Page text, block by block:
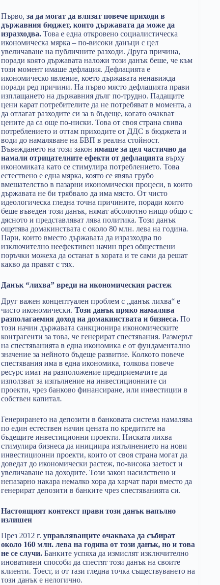
Първо, за да могат да влязат повече приходи в
държавния бюджет, които държавата да може да
изразходва. Това е една откровено социалистическа
икономическа мярка – по-високи данъци с цел
увеличаване на публичните разходи. Друга причина,
поради която държавата наложи този данък беше, че към
този момент имаше дефлация. Дефлацията е
икономическо явление, което държавата ненавижда
поради ред причини. На първо място дефлацията прави
изплащането на държавния дълг по-трудно. Падащите
цени карат потребителите да не потребяват в момента, а
да отлагат разходите си за в бъдеще, когато очакват
цените да са още по-ниски. Това от своя страна свива
потреблението и оттам приходите от ДДС в бюджета и
води до намаляване на БВП в реална стойност.
Въвеждането на този закон имаше за цел частично да
намали отрицателните ефекти от дефлацията върху
икономиката като се стимулира потреблението. Това
естествено е една мярка, която се явява грубо
вмешателство в пазарни икономически процеси, в които
държавата не би трябвало да има място. От чисто
идеологическа гледна точна причините, поради които
беше въведен този данък, нямат абсолютно нищо общо с
дясното и представляват лява политика. Този данък
ощетява домакинствата с около 80 млн. лева на година.
Пари, които вместо държавата да изразходва по
изключително неефективен начин през обществени
поръчки можеха да останат в хората и те сами да решат
какво да правят с тях.
Данък “лихва” вреди на икономическия растеж
Друг важен концептуален проблем с „данък лихва“ е
чисто икономически. Този данък пряко намалява
разполагаемия доход на домакинствата и бизнеса. По
този начин държавата санкционира икономическите
контрагенти за това, че генерират спестявания. Размерът
на спестяванията в една икономика е от фундаментално
значение за нейното бъдеще развитие. Колкото повече
спестявания има в една икономика, толкова повече
ресурс имат на разположение предприемачите да
използват за изпълнение на инвестиционните си
проекти, чрез банково финансиране, или инвестиции в
собствен капитал.
Генерирането на депозити в банковата система намалява
по един естествен начин цената по кредитите на
бъдещите инвестиционни проекти. Ниската лихва
стимулира бизнеса да инициира изпълнението на нови
инвестиционни проекти, които от своя страна могат да
доведат до икономически растеж, по-висока заетост и
увеличаване на доходите. Този закон насилствено и
непазарно накара немалко хора да харчат пари вместо да
генерират депозити в банките чрез спестяванията си.
Настоящият контекст прави този данък напълно
излишен
През 2012 г. управляващите очакваха да събират
около 160 млн. лева на година от този данък, но и това
не се случи. Банките успяха да измислят изключително
иновативни способи да спестят този данък на своите
клиенти. Тоест, и от тази гледна точка съществуването на
този данък е нелогично.